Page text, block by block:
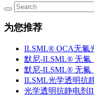
为您推荐
ILSML® OCA无氟
默尼-ILSML® 无氟
默尼-ILSML® 无氟
ILSML光学透明抗
光学透明抗静电剂